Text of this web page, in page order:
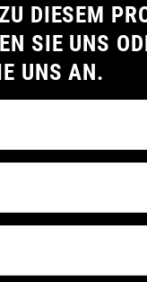
DIESEM
SIE UNS
UNS AN.